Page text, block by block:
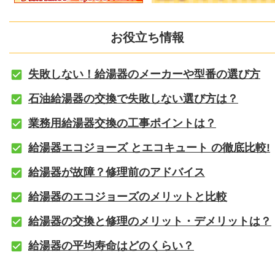
お役立ち情報
失敗しない！給湯器のメーカーや型番の選び方
石油給湯器の交換で失敗しない選び方は？
業務用給湯器交換の工事ポイントは？
給湯器エコジョーズ とエコキュート の徹底比較!
給湯器が故障？修理前のアドバイス
給湯器のエコジョーズのメリットと比較
給湯器の交換と修理のメリット・デメリットは？
給湯器の平均寿命はどのくらい？